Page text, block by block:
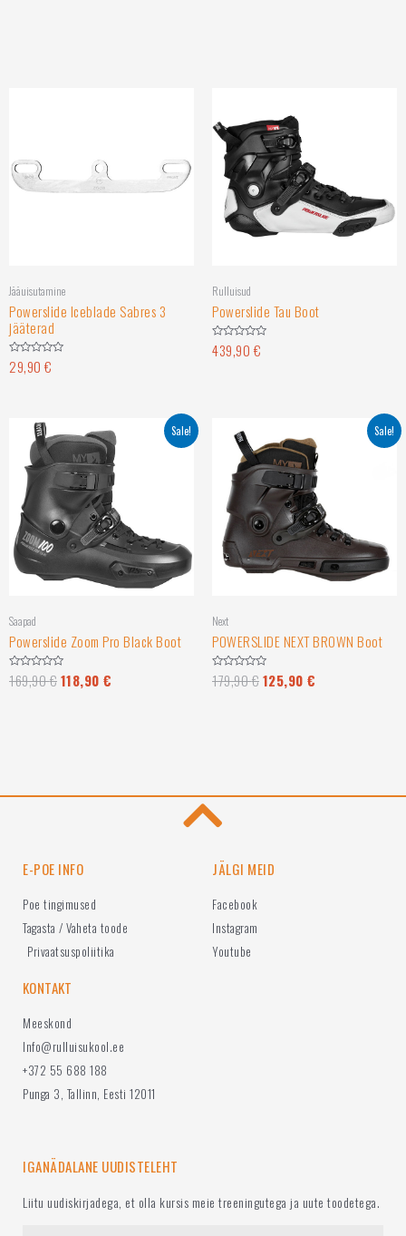
Jääuisutamine
Powerslide Iceblade Sabres 3
jääterad
Hinnanguga
0
29,90 €
Rulluisud
Powerslide Tau Boot
Hinnanguga
0
439,90 €
Sale!
Saapad
Powerslide Zoom Pro Black Boot
Hinnanguga
0
169,90€118,90 €
Sale!
Next
POWERSLIDE NEXT BROWN Boot
Hinnanguga
0
179,90€125,90 €
E-POE INFO
Poe tingimused
Tagasta / Vaheta toode
Privaatsuspoliitika
JÄLGI MEID
Facebook
Instagram
Youtube
KONTAKT
Meeskond
Info@rulluisukool.ee
+372 55 688 188
Punga 3, Tallinn, Eesti 12011
IGANÄDALANE UUDISTELEHT
Liitu uudiskirjadega, et olla kursis meie treeningutega ja uute toodetega.